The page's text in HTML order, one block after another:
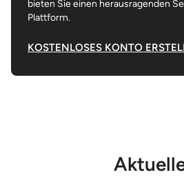
bieten Sie einen herausragenden
Plattform.
KOSTENLOSES KONTO